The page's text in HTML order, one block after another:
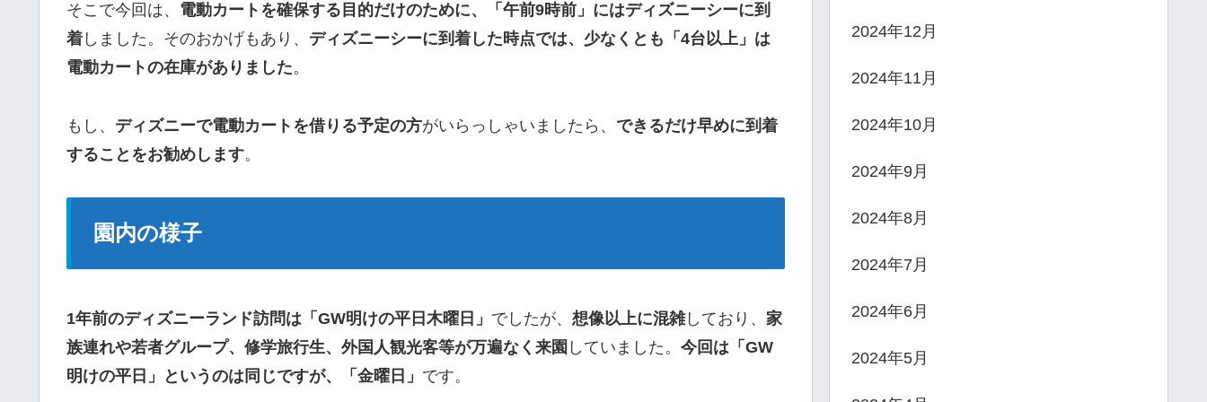
そこで今回は、 電動カートを確保する目的だけのために、「午前9時前」にはディズニーシーに到
着 しました。そのおかげもあり、 ディズニーシーに到着した時点では、少なくとも「4台以上」は
電動カートの在庫がありました。
もし、 ディズニーで電動カートを借りる予定の方がいらっしゃいましたら、 できるだけ早めに到着
することをお勧めします。
園内の様子
1年前のディズニーランド訪問は「GW明けの平日木曜日」 でしたが、 想像以上に混雑しており、 家
族連れや若者グループ、修学旅行生、外国人観光客等が万遍なく来園 していました。 今回は「GW
明けの平日」というのは同じですが、「金曜日」 です。
2024年12月
2024年11月
2024年10月
2024年9月
2024年8月
2024年7月
2024年6月
2024年5月